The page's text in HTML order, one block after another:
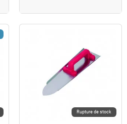
Rupture de stock